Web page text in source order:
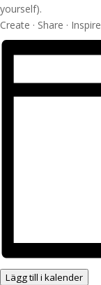
yourself).
Create · Share · Inspire
Lägg till i kalender